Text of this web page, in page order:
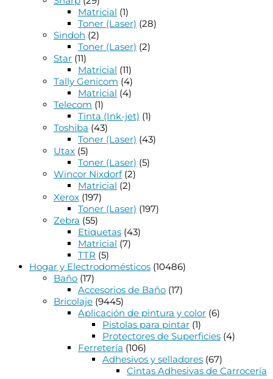
Matricial (1)
Toner (Laser) (28)
Sindoh (2)
Toner (Laser) (2)
Star (11)
Matricial (11)
Tally Genicom (4)
Matricial (4)
Telecom (1)
Tinta (Ink-jet) (1)
Toshiba (43)
Toner (Laser) (43)
Utax (5)
Toner (Laser) (5)
Wincor Nixdorf (2)
Matricial (2)
Xerox (197)
Toner (Laser) (197)
Zebra (55)
Etiquetas (43)
Matricial (7)
TTR (5)
Hogar y Electrodomésticos (10486)
Baño (17)
Accesorios de Baño (17)
Bricolaje (9445)
Aplicación de pintura y color (6)
Pistolas para pintar (1)
Protectores de Superficies (4)
Ferretería (106)
Adhesivos y selladores (67)
Cintas Adhesivas de Carrocería